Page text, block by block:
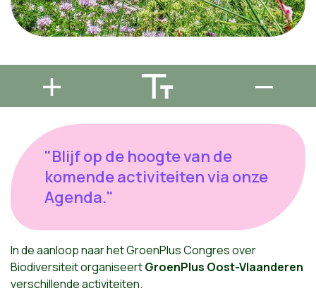
"Blijf op de hoogte van de
komende activiteiten via onze
Agenda."
In de aanloop naar het GroenPlus Congres over
Biodiversiteit organiseertGroenPlus Oost-Vlaanderen
verschillende activiteiten.